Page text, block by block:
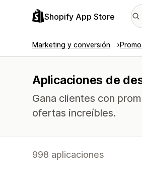
Shopify App Store
Marketing y conversión
Aplicaciones de
Gana clientes con
ofertas increíbles.
998 aplicaciones